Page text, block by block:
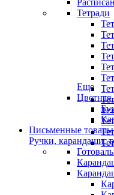
Тетради
Еще
Цветная
Письменные
Ручки, карандаши,